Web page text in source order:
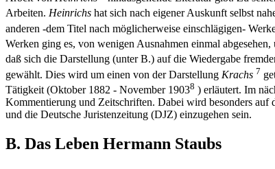
Arbeiten. Heinrichs hat sich nach eigener Auskunft selbst
anderen -dem Titel nach möglicherweise einschlägigen-
Werken ging es, von wenigen Ausnahmen einmal
daß sich die Darstellung (unter B.) auf die Wiedergabe
gewählt. Dies wird um einen von der Darstellung Krachs 7
Tätigkeit (Oktober 1882 - November 19038 ) erläutert. Im
Kommentierung und Zeitschriften. Dabei wird besonders auf
und die Deutsche Juristenzeitung (DJZ) einzugehen sein.
B. Das Leben Hermann Staubs